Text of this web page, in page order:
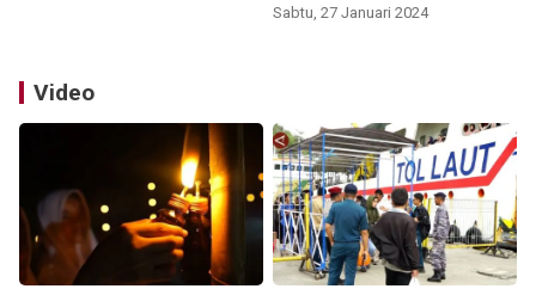
Sabtu, 27 Januari 2024
Video